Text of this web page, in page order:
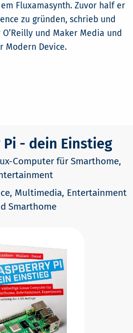
Fluxamasynth. Zuvor half er
zu gründen, schrieb und
und Maker Media und
Modern Device.
Pi - dein Einstieg
Computer für Smarthome,
Multimedia, Entertainment
Smarthome